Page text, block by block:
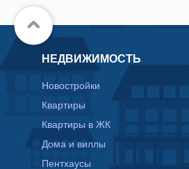
НЕДВИЖИМОСТЬ
Новостройки
Квартиры
Квартиры в ЖК
Дома и виллы
Пентхаусы